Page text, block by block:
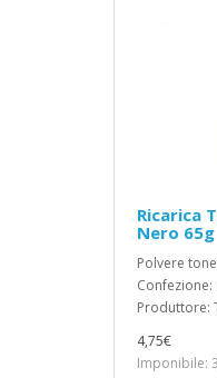
Ricarica
Nero 65g
Polvere
Confezione:
Produttore:
4,75€
Imponibile: